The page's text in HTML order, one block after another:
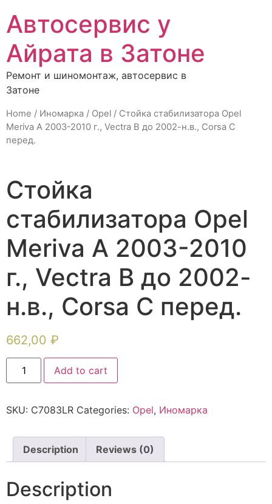
Автосервис у
Айрата в Затоне
Ремонт и шиномонтаж, автосервис в
Затоне
Home / Иномарка / Opel / Стойка стабилизатора Opel
Meriva A 2003-2010 г., Vectra B до 2002-н.в., Corsa C
перед.
Стойка
стабилизатора Opel
Meriva A 2003-2010
г., Vectra B до 2002-
н.в., Corsa C перед.
662,00 ₽
Add to cart
SKU: C7083LR Categories: Opel, Иномарка
Description Reviews (0)
Description